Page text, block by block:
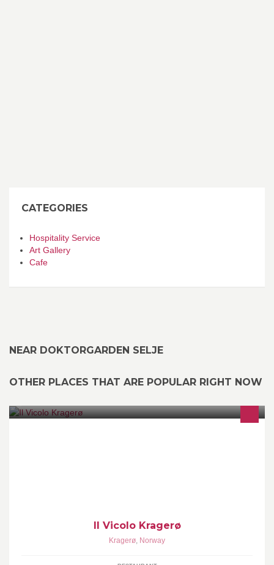
CATEGORIES
Hospitality Service
Art Gallery
Cafe
NEAR DOKTORGARDEN SELJE
OTHER PLACES THAT ARE POPULAR RIGHT NOW
Il Vicolo Kragerø
Kragerø, Norway